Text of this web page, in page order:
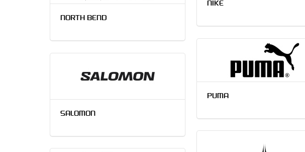
NIKE
NORTH BEND
PUMA
SALOMON